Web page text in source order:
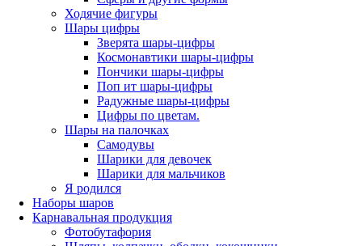
Ходячие фигуры
Шары цифры
Зверята шары-цифры
Космонавтики шары-цифры
Пончики шары-цифры
Поп ит шары-цифры
Радужные шары-цифры
Цифры по цветам.
Шары на палочках
Самодувы
Шарики для девочек
Шарики для мальчиков
Я родился
Наборы шаров
Карнавальная продукция
Фотобутафория